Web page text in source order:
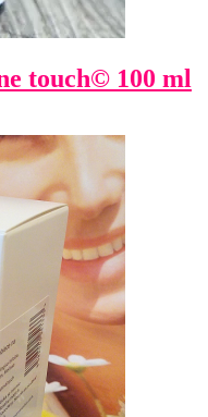
touch© 100 ml